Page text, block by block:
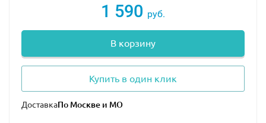
1 590 руб.
В корзину
Купить в один клик
Доставка